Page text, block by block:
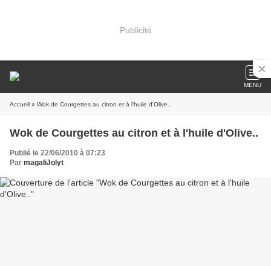
Publicité
MENU
Accueil » Wok de Courgettes au citron et à l'huile d'Olive..
Wok de Courgettes au citron et à l'huile d'Olive..
Publié le 22/06/2010 à 07:23
Par magaliJolyt